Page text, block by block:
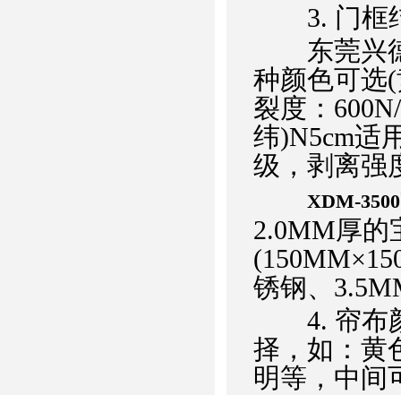
3. 门框
东莞兴德
种颜色可选
裂度：
纬)N5cm适
级，剥离强
XDM-
2.0MM厚的
锈钢、
4. 帘布
择，如：黄
明等，中间